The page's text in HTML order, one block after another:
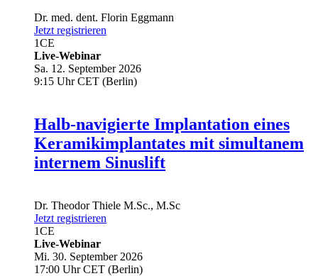
Dr. med. dent. Florin Eggmann
Jetzt registrieren
1CE
Live-Webinar
Sa. 12. September 2026
9:15 Uhr CET (Berlin)
Halb-navigierte Implantation eines
Keramikimplantates mit simultanem
internem Sinuslift
Dr. Theodor Thiele M.Sc., M.Sc
Jetzt registrieren
1CE
Live-Webinar
Mi. 30. September 2026
17:00 Uhr CET (Berlin)